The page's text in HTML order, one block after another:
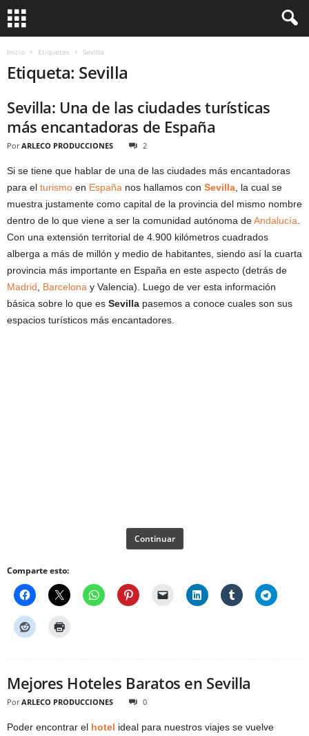
Inicio Etiquetas Sevilla
Etiqueta: Sevilla
Sevilla: Una de las ciudades turísticas
más encantadoras de España
Por ARLECO PRODUCCIONES 2
Si se tiene que hablar de una de las ciudades más encantadoras
para el turismo en España nos hallamos con Sevilla , la cual se
muestra justamente como capital de la provincia del mismo nombre
dentro de lo que viene a ser la comunidad autónoma deAndalucía
Con una extensión territorial de 4.900 kilómetros cuadrados
alberga a más de millón y medio de habitantes, siendo así la cuarta
provincia más importante en España en este aspecto (detrás de
Madrid
Barcelona y Valencia). Luego de ver esta información
básica sobre lo que es Sevilla pasemos a conoce cuales son sus
espacios turísticos más encantadores.
Continuar
Comparte esto:
Mejores Hoteles Baratos en Sevilla
Por ARLECO PRODUCCIONES 0
Poder encontrar el hotel ideal para nuestros viajes se vuelve